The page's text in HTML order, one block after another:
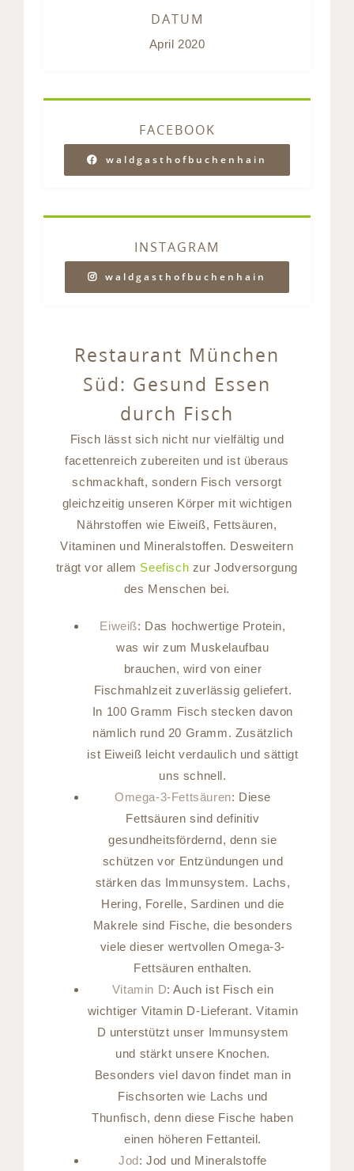
DATUM
April 2020
FACEBOOK
waldgasthofbuchenhain
INSTAGRAM
waldgasthofbuchenhain
Restaurant München
Süd: Gesund Essen
durch Fisch
Fisch lässt sich nicht nur vielfältig und
facettenreich zubereiten und ist überaus
schmackhaft, sondern Fisch versorgt
gleichzeitig unseren Körper mit wichtigen
Nährstoffen wie Eiweiß, Fettsäuren,
Vitaminen und Mineralstoffen. Desweitern
trägt vor allem Seefisch zur Jodversorgung
des Menschen bei.
Eiweiß: Das hochwertige Protein,
was wir zum Muskelaufbau
brauchen, wird von einer
Fischmahlzeit zuverlässig geliefert.
In 100 Gramm Fisch stecken davon
nämlich rund 20 Gramm. Zusätzlich
ist Eiweiß leicht verdaulich und sättigt
uns schnell.
Omega-3-Fettsäuren: Diese
Fettsäuren sind definitiv
gesundheitsfördernd, denn sie
schützen vor Entzündungen und
stärken das Immunsystem. Lachs,
Hering, Forelle, Sardinen und die
Makrele sind Fische, die besonders
viele dieser wertvollen Omega-3-
Fettsäuren enthalten.
Vitamin D: Auch ist Fisch ein
wichtiger Vitamin D-Lieferant. Vitamin
D unterstützt unser Immunsystem
und stärkt unsere Knochen.
Besonders viel davon findet man in
Fischsorten wie Lachs und
Thunfisch, denn diese Fische haben
einen höheren Fettanteil.
Jod: Jod und Mineralstoffe